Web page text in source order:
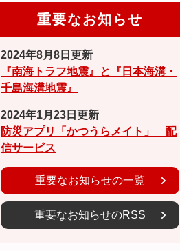
重要なお知らせ
2024年8月8日更新
『南海トラフ地震』と『日本海溝・
千島海溝地震』
2024年1月23日更新
防災アプリ「かつうらメイト」 配
信サービス
重要なお知らせの一覧
重要なお知らせのRSS